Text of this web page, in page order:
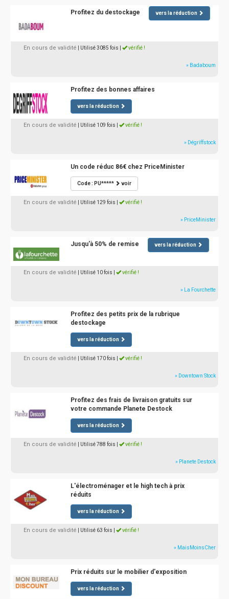
Profitez du destockage vers la réduction
En cours de validité | Utilisé 3085 fois vérifié !
» Badaboum
Profitez des bonnes affaires
vers la réduction
En cours de validité | Utilisé 109 fois vérifié !
» Dégriffstock
Un code réduc 86€ chez PriceMinister
Code : PU***** voir
En cours de validité | Utilisé 129 fois vérifié !
» PriceMinister
Jusqu'à 50% de remise vers la réduction
En cours de validité | Utilisé 10 fois vérifié !
» La Fourchette
Profitez des petits prix de la rubrique
destockage
vers la réduction
En cours de validité | Utilisé 170 fois vérifié !
» Downtown Stock
Profitez des frais de livraison gratuits sur
votre commande Planete Destock
vers la réduction
En cours de validité | Utilisé 788 fois vérifié !
» Planete Destock
L'électroménager et le high tech à prix
réduits
vers la réduction
En cours de validité | Utilisé 63 fois vérifié !
» MaisMoinsCher
Prix réduits sur le mobilier d'exposition
vers la réduction